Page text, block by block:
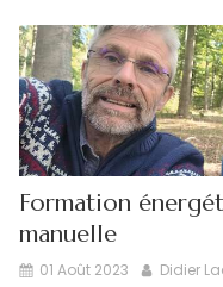
Formation
manuelle
01 Août 2023 Didier